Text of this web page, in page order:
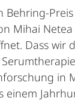
Mihai
Dass wir